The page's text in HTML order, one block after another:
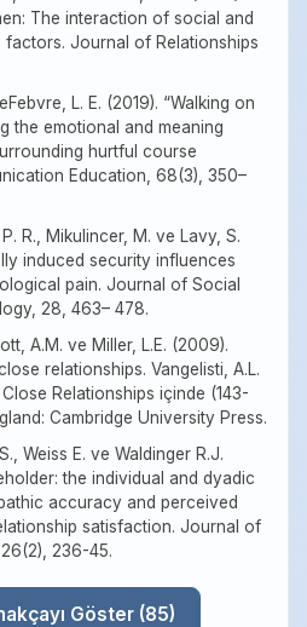
The interaction of social and
Journal of Relationships
L. E. (2019). “Walking on
the emotional and meaning
hurtful course
Education, 68(3), 350–
R., Mikulincer, M. ve Lavy, S.
induced security influences
pain. Journal of Social
28, 463– 478.
A.M. ve Miller, L.E. (2009).
relationships. Vangelisti, A.L.
Relationships içinde (143-
Cambridge University Press.
Weiss E. ve Waldinger R.J.
the individual and dyadic
accuracy and perceived
satisfaction. Journal of
236-45.
Tüm Kaynakçayı Göster (85)